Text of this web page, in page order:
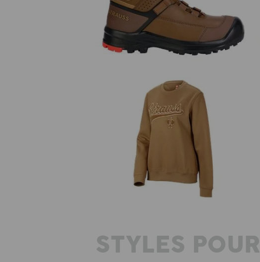
authentiques, des vêtements intermédiaires
décontractés et des pantalons de travail qui
débordent de raffinement technique et de
fonctionnalité.
S3 Chaussures hautes de sécurité e.s.
Sawato mid
Sweatshirt e.s.e:pic, femmes
STYLES POUR